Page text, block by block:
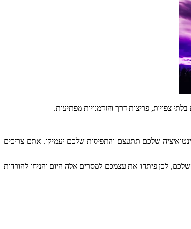
בלתי צפויות, פריצות דרך והזדמנויות מפתיעות.
שלכם תתעצם והתפיסות שלכם יעמיקו. אתם צריכים
שלכם, לכן פיתחו את עצמכם למסרים אלה היום והניחו להורדות